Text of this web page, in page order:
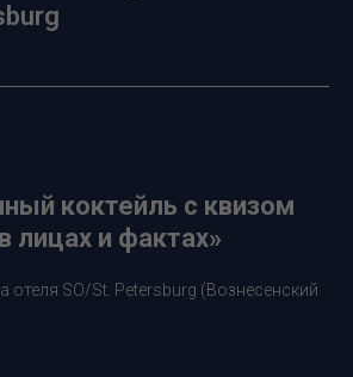
коктейль с квизом
лицах и фактах»
отеля SO/St. Petersburg (Вознесенский